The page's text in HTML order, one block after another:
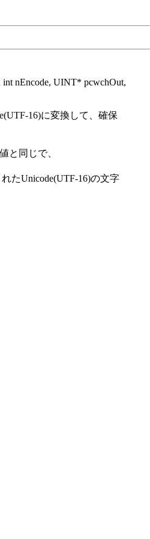
nEncode, UINT* pcwchOut,
16)に変換して、確保
と同じで、
たUnicode(UTF-16)の文字